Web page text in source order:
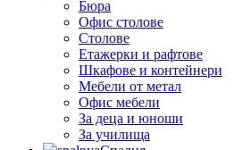
Бюра
Офис столове
Столове
Етажерки и рафтове
Шкафове и контейнери
Мебели от метал
Офис мебели
За деца и юноши
За училища